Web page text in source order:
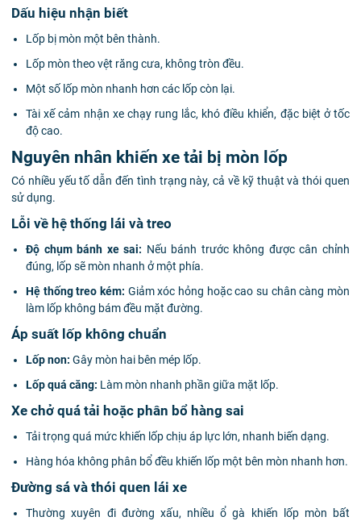
Dấu hiệu nhận biết
Lốp bị mòn một bên thành.
Lốp mòn theo vệt răng cưa, không tròn đều.
Một số lốp mòn nhanh hơn các lốp còn lại.
Tài xế cảm nhận xe chạy rung lắc, khó điều khiển, đặc biệt ở tốc
độ cao.
Nguyên nhân khiến xe tải bị mòn lốp
Có nhiều yếu tố dẫn đến tình trạng này, cả về kỹ thuật và thói quen
sử dụng.
Lỗi về hệ thống lái và treo
Độ chụm bánh xe sai: Nếu bánh trước không được cân chỉnh
đúng, lốp sẽ mòn nhanh ở một phía.
Hệ thống treo kém: Giảm xóc hỏng hoặc cao su chân càng mòn
làm lốp không bám đều mặt đường.
Áp suất lốp không chuẩn
Lốp non: Gây mòn hai bên mép lốp.
Lốp quá căng: Làm mòn nhanh phần giữa mặt lốp.
Xe chở quá tải hoặc phân bổ hàng sai
Tải trọng quá mức khiến lốp chịu áp lực lớn, nhanh biến dạng.
Hàng hóa không phân bổ đều khiến lốp một bên mòn nhanh hơn.
Đường sá và thói quen lái xe
Thường xuyên đi đường xấu, nhiều ổ gà khiến lốp mòn bất